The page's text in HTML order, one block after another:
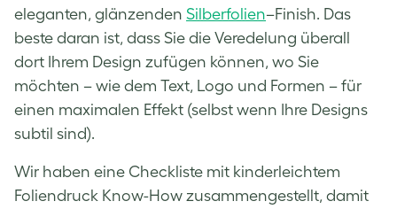
eleganten, glänzenden Silberfolien–Finish. Das
beste daran ist, dass Sie die Veredelung überall
dort Ihrem Design zufügen können, wo Sie
möchten – wie dem Text, Logo und Formen – für
einen maximalen Effekt (selbst wenn Ihre Designs
subtil sind).
Wir haben eine Checkliste mit kinderleichtem
Foliendruck Know-How zusammengestellt, damit